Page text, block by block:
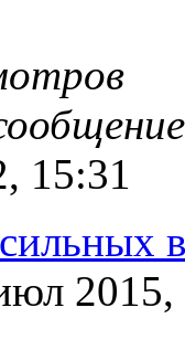
15:31
2015,